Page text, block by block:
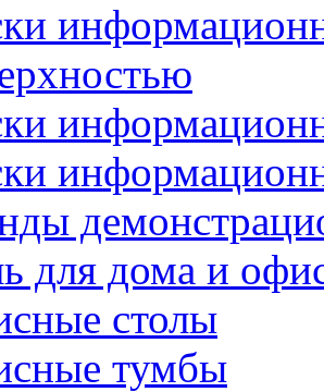
для дома и
столы
тумбы